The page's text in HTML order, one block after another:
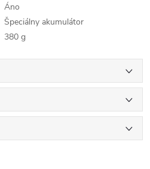
Áno
Špeciálny akumulátor
380 g